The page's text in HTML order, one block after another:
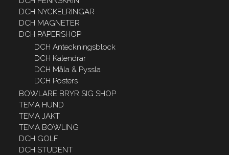
DCH NYCKELRINGAR
DCH MAGNETER
DCH PAPERSHOP
DCH Anteckningsblock
DCH Kalendrar
DCH Måla & Pyssla
DCH Posters
BOWLARE BRYR SIG SHOP
TEMA HUND
TEMA JAKT
TEMA BOWLING
DCH GOLF
DCH STUDENT